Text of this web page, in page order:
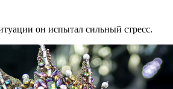
он испытал сильный стресс.